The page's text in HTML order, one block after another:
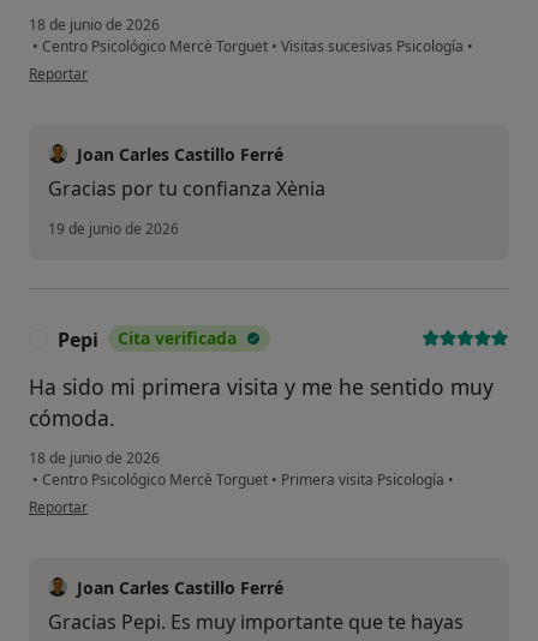
18 de junio de 2026
• Centro Psicológico Mercè Torguet • Visitas sucesivas Psicología •
en opinión del usuario Xènia S
Reportar
Joan Carles Castillo Ferré
Gracias por tu confianza Xènia
19 de junio de 2026
Pepi Cita verificada
Ha sido mi primera visita y me he sentido muy
cómoda.
18 de junio de 2026
• Centro Psicológico Mercè Torguet • Primera visita Psicología •
en opinión del usuario Pepi
Reportar
Joan Carles Castillo Ferré
Gracias Pepi. Es muy importante que te hayas